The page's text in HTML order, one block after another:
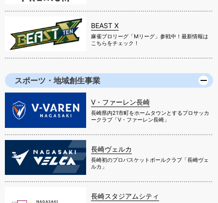
BEAST X
麻雀プロリーグ「Mリーグ」参戦中！最新情報は
こちらをチェック！
スポーツ・地域創生事業
V・ファーレン長崎
長崎県内21市町をホームタウンとするプロサッカ
ークラブ「V・ファーレン長崎」
長崎ヴェルカ
長崎初のプロバスケットボールクラブ「長崎ヴェ
ルカ」
長崎スタジアムシティ